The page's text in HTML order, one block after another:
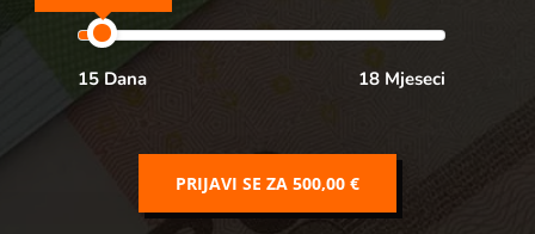
15 Dana 18 Mjeseci
PRIJAVI SE ZA 500,00 €